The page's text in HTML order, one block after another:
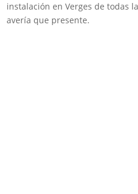
instalación en Verges de todas
avería que presente.